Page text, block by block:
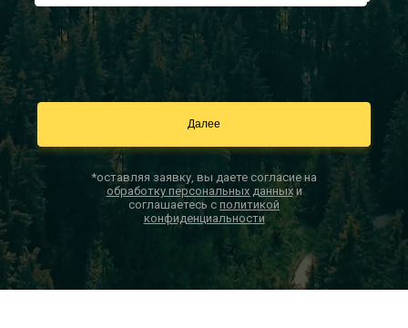
*оставляя заявку, вы даете согласие на
обработку персональных данныхи
соглашаетесь с политикой
конфиденциальности